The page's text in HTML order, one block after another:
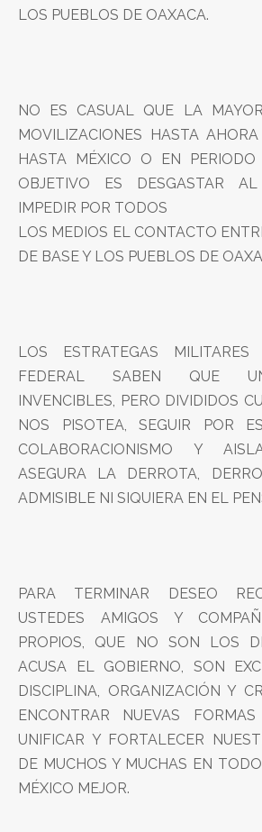
LOS PUEBLOS DE OAXACA.
NO ES CASUAL QUE LA
MOVILIZACIONES HASTA
HASTA MÉXICO O EN PERIODO
OBJETIVO ES DESGASTAR
IMPEDIR POR TODOS
LOS MEDIOS EL CONTACTO
DE BASE Y LOS PUEBLOS DE
LOS ESTRATEGAS
FEDERAL SABEN QUE
INVENCIBLES, PERO DIVIDIDOS
NOS PISOTEA, SEGUIR POR
COLABORACIONISMO Y
ASEGURA LA DERROTA,
ADMISIBLE NI SIQUIERA EN EL
PARA TERMINAR DESEO
USTEDES AMIGOS Y
PROPIOS, QUE NO SON LOS
ACUSA EL GOBIERNO, SON
DISCIPLINA, ORGANIZACIÓN Y
ENCONTRAR NUEVAS
UNIFICAR Y FORTALECER
DE MUCHOS Y MUCHAS EN
MÉXICO MEJOR.